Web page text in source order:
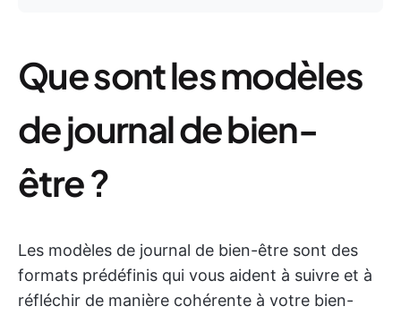
Que sont les modèles
de journal de bien-
être ?
Les modèles de journal de bien-être sont des
formats prédéfinis qui vous aident à suivre et à
réfléchir de manière cohérente à votre bien-